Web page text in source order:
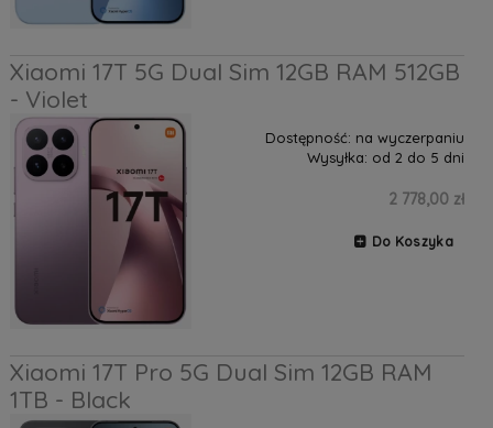
Xiaomi 17T 5G Dual Sim 12GB RAM 512GB
- Violet
Dostępność: na wyczerpaniu
Wysyłka: od 2 do 5 dni
2 778,00 zł
Do Koszyka
Xiaomi 17T Pro 5G Dual Sim 12GB RAM
1TB - Black